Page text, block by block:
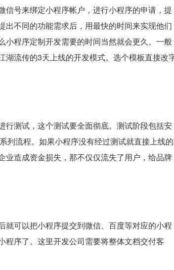
号来绑定小程序帐户，进行小程序的申请，提
不同的功能需求后，用最快的时间来实现他们
小程序定制开发需要的时间当然就会更久。一般
流传的3天上线的开发模式。选个模板直接改
行测试，这个测试要全面彻底。测试阶段包括安
列流程。 如果小程序没有经过测试就直接上线的
业造成资金损失，那不仅仅流失了用户，给品牌
就可以把小程序提交到微信、百度等对应的小程
程序了。这里开发公司需要将整体文档交付客